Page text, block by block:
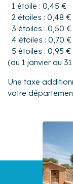
1 étoile : 0,45 €
2 étoiles : 0,48 €
3 étoiles : 0,50 €
4 étoiles : 0,70 €
5 étoiles : 0,95 €
(du 1 janvier au
Une taxe
votre